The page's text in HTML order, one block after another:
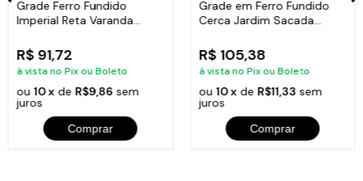
Grade Ferro Fundido
Imperial Reta Varanda
R$ 91,72
à vista no Pix ou Boleto
ou10 x de R$9,86 sem
juros
Comprar
Grade em Ferro Fundido
Cerca Jardim Sacada
R$ 105,38
à vista no Pix ou Boleto
ou 10 x de R$11,33 sem
juros
Comprar